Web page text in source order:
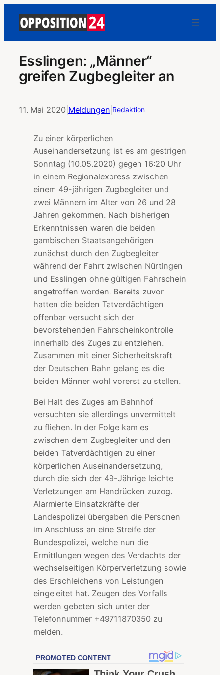
Esslingen: „Männer“
greifen Zugbegleiter an
11. Mai 2020 Meldungen Redaktion
Zu einer körperlichen
Auseinandersetzung ist es am gestrigen
Sonntag (10.05.2020) gegen 16:20 Uhr
in einem Regionalexpress zwischen
einem 49-jährigen Zugbegleiter und
zwei Männern im Alter von 26 und 28
Jahren gekommen. Nach bisherigen
Erkenntnissen waren die beiden
gambischen Staatsangehörigen
zunächst durch den Zugbegleiter
während der Fahrt zwischen Nürtingen
und Esslingen ohne gültigen Fahrschein
angetroffen worden. Bereits zuvor
hatten die beiden Tatverdächtigen
offenbar versucht sich der
bevorstehenden Fahrscheinkontrolle
innerhalb des Zuges zu entziehen.
Zusammen mit einer Sicherheitskraft
der Deutschen Bahn gelang es die
beiden Männer wohl vorerst zu stellen.
Bei Halt des Zuges am Bahnhof
versuchten sie allerdings unvermittelt
zu fliehen. In der Folge kam es
zwischen dem Zugbegleiter und den
beiden Tatverdächtigen zu einer
körperlichen Auseinandersetzung,
durch die sich der 49-Jährige leichte
Verletzungen am Handrücken zuzog.
Alarmierte Einsatzkräfte der
Landespolizei übergaben die Personen
im Anschluss an eine Streife der
Bundespolizei, welche nun die
Ermittlungen wegen des Verdachts der
wechselseitigen Körperverletzung sowie
des Erschleichens von Leistungen
eingeleitet hat. Zeugen des Vorfalls
werden gebeten sich unter der
Telefonnummer +49711870350 zu
melden.